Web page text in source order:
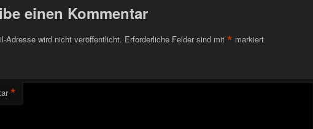
einen Kommentar
Adresse wird nicht veröffentlicht. Erforderliche Felder sind mit * markiert
*